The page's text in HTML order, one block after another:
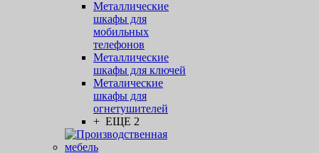
Металлические
шкафы для
мобильных
телефонов
Металлические
шкафы для ключей
Металические
шкафы для
огнетушителей
+ ЕЩЕ 2